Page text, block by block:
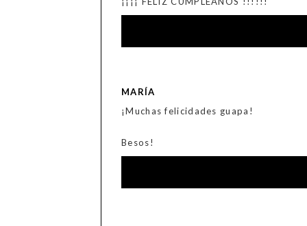
MARÍA
¡Muchas felicidades guapa!
Besos!